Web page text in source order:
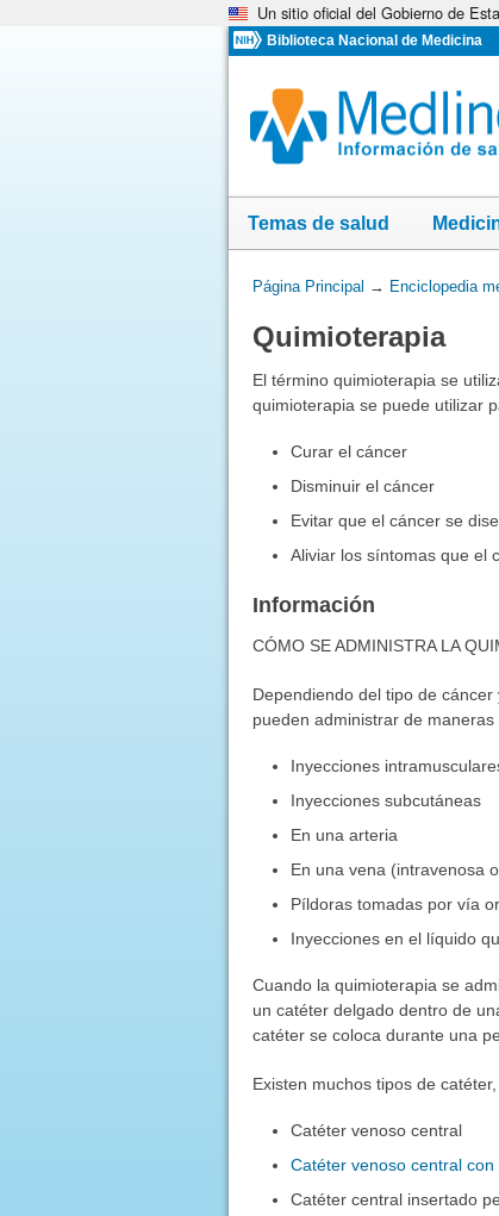
Un sitio oficial del Gobierno de
Biblioteca Nacional de Medicina
Temas de salud
Usted
aquí:
Página Principal → Enciclopedia
Quimioterapia
El término quimioterapia se
quimioterapia se puede utilizar
Curar el cáncer
Disminuir el cáncer
Evitar que el cáncer se
Aliviar los síntomas que el
Información
CÓMO SE ADMINISTRA LA
Dependiendo del tipo de
pueden administrar de
Inyecciones
Inyecciones subcutáneas
En una arteria
En una vena (intravenosa
Píldoras tomadas por vía
Inyecciones en el líquido
Cuando la quimioterapia se
un catéter delgado dentro de
catéter se coloca durante una
Existen muchos tipos de
Catéter venoso central
Catéter venoso central con
Catéter central insertado